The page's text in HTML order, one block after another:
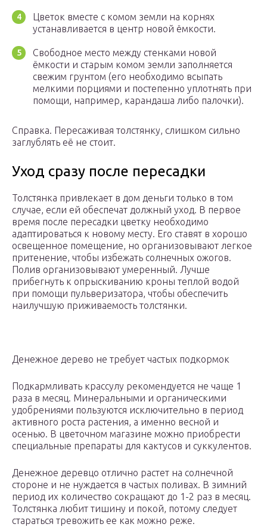
Цветок вместе с комом земли на корнях
устанавливается в центр новой ёмкости.
Свободное место между стенками новой
ёмкости и старым комом земли заполняется
свежим грунтом (его необходимо всыпать
мелкими порциями и постепенно уплотнять при
помощи, например, карандаша либо палочки).
Справка. Пересаживая толстянку, слишком сильно
заглублять её не стоит.
Уход сразу после пересадки
Толстянка привлекает в дом деньги только в том
случае, если ей обеспечат должный уход. В первое
время после пересадки цветку необходимо
адаптироваться к новому месту. Его ставят в хорошо
освещенное помещение, но организовывают легкое
притенение, чтобы избежать солнечных ожогов.
Полив организовывают умеренный. Лучше
прибегнуть к опрыскиванию кроны теплой водой
при помощи пульверизатора, чтобы обеспечить
наилучшую приживаемость толстянки.
Денежное дерево не требует частых подкормок
Подкармливать крассулу рекомендуется не чаще 1
раза в месяц. Минеральными и органическими
удобрениями пользуются исключительно в период
активного роста растения, а именно весной и
осенью. В цветочном магазине можно приобрести
специальные препараты для кактусов и суккулентов.
Денежное деревцо отлично растет на солнечной
стороне и не нуждается в частых поливах. В зимний
период их количество сокращают до 1-2 раз в месяц.
Толстянка любит тишину и покой, потому следует
стараться тревожить ее как можно реже.